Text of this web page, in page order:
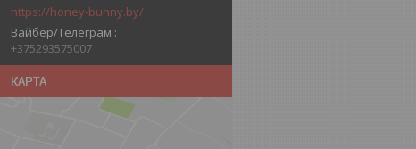
https://honey-bunny.by/
Вайбер/Телеграм
+375293575007
КАРТА